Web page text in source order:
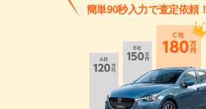
簡単90秒入力で査定依頼！